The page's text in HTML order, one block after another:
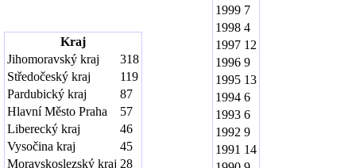
Kraj
Jihomoravský kraj
318
Středočeský kraj
119
Pardubický kraj
87
Hlavní Město Praha
57
Liberecký kraj
46
Vysočina kraj
45
Moravskoslezský kraj 28
1999 7
1998 4
1997 12
1996 9
1995 13
1994 6
1993 6
1992 9
1991 14